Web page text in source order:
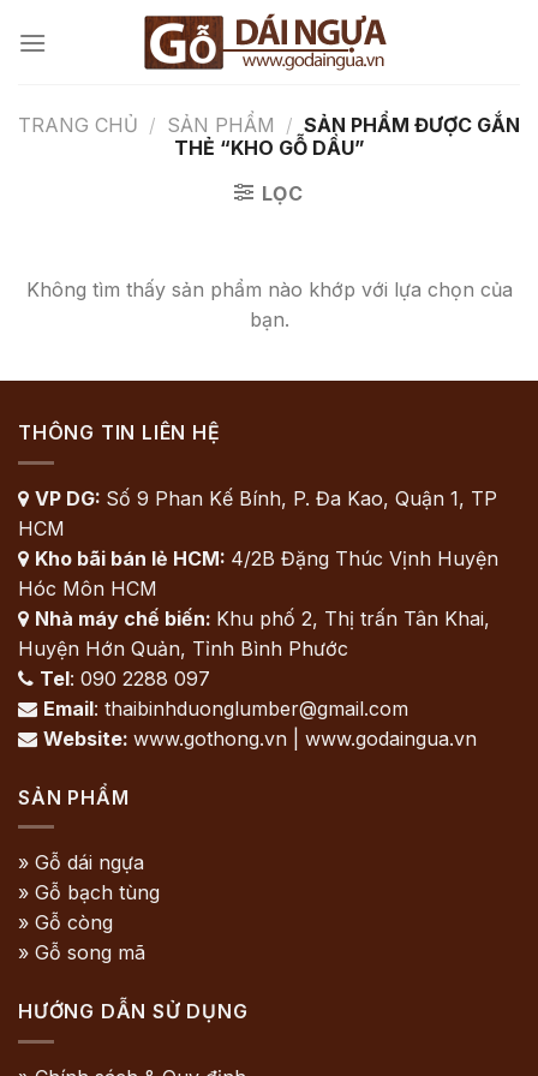
đến
TRANG CHỦ / SẢN PHẨM / SẢN PHẨM ĐƯỢC GẮN
THẺ “KHO GỖ DẦU”
LỌC
Không tìm thấy sản phẩm nào khớp với lựa chọn của
bạn.
THÔNG TIN LIÊN HỆ
 VP DG: Số 9 Phan Kế Bính, P. Đa Kao, Quận 1, TP
HCM
 Kho bãi bán lẻ HCM: 4/2B Đặng Thúc Vịnh Huyện
Hóc Môn HCM
 Nhà máy chế biến: Khu phố 2, Thị trấn Tân Khai,
Huyện Hớn Quản, Tỉnh Bình Phước
 Tel: 090 2288 097
 Email: thaibinhduonglumber@gmail.com
 Website: www.gothong.vn | www.godaingua.vn
SẢN PHẨM
» Gỗ dái ngựa
» Gỗ bạch tùng
» Gỗ còng
» Gỗ song mã
HƯỚNG DẪN SỬ DỤNG